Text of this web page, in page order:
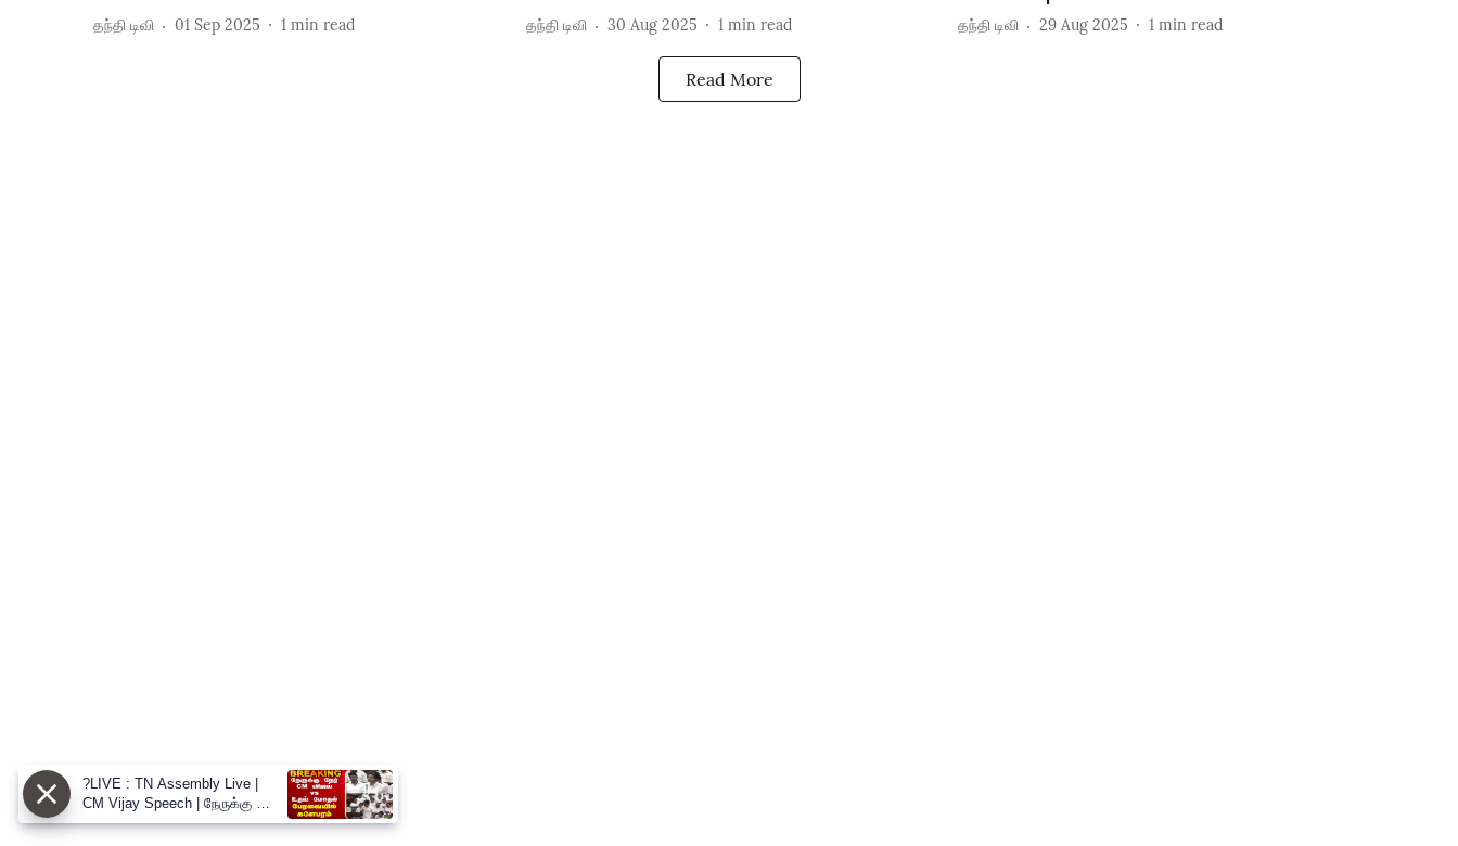
தந்தி டிவி 01 Sep 2025 1 min read தந்தி டிவி 30 Aug 2025 1 min read தந்தி டிவி 29 Aug 2025 1 min read
Read More
?LIVE : TN Assembly Live |
CM Vijay Speech | நேருக்கு நேர்
CM விஜய் vs உதய் மோதல்